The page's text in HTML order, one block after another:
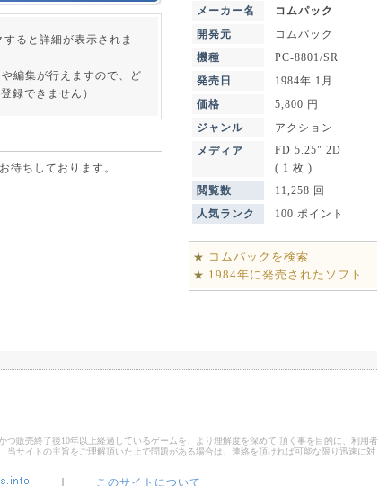
ると詳細が表示されま
編集が行えますので、ど
録できません）
待ちしております。
メーカー名
コムパック
開発元
コムパック
機種
PC-8801/SR
発売日
1984年 1月
価格
5,800 円
ジャンル
アクション
メディア
FD 5.25" 2D
( 1 枚 )
閲覧数
11,258 回
人気ランク
100 ポイント
★ コムパックを検索
★ 1984年に発売されたソフト
販売終了後10年以上経過しているゲームを、より理解度を深めて 頂く事を目的に、利用者
サイトの主旨をご理解頂いた上で問題がある場合は、連絡を頂ければ可能な限り迅速に対
このサイトについて